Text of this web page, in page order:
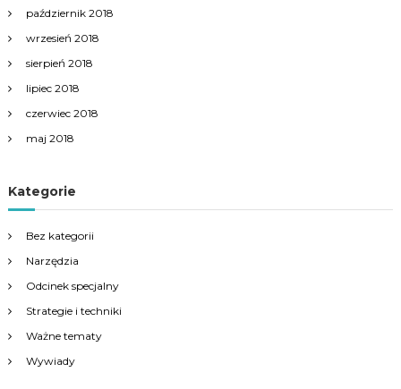
październik 2018
wrzesień 2018
sierpień 2018
lipiec 2018
czerwiec 2018
maj 2018
Kategorie
Bez kategorii
Narzędzia
Odcinek specjalny
Strategie i techniki
Ważne tematy
Wywiady